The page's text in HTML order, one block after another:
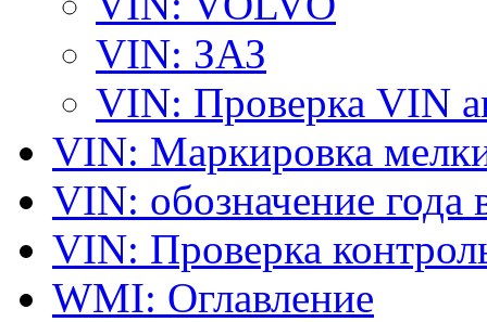
VIN: ЗАЗ
VIN: Проверка VIN
VIN: Маркировка
VIN: обозначение года
VIN: Проверка
WMI: Оглавление